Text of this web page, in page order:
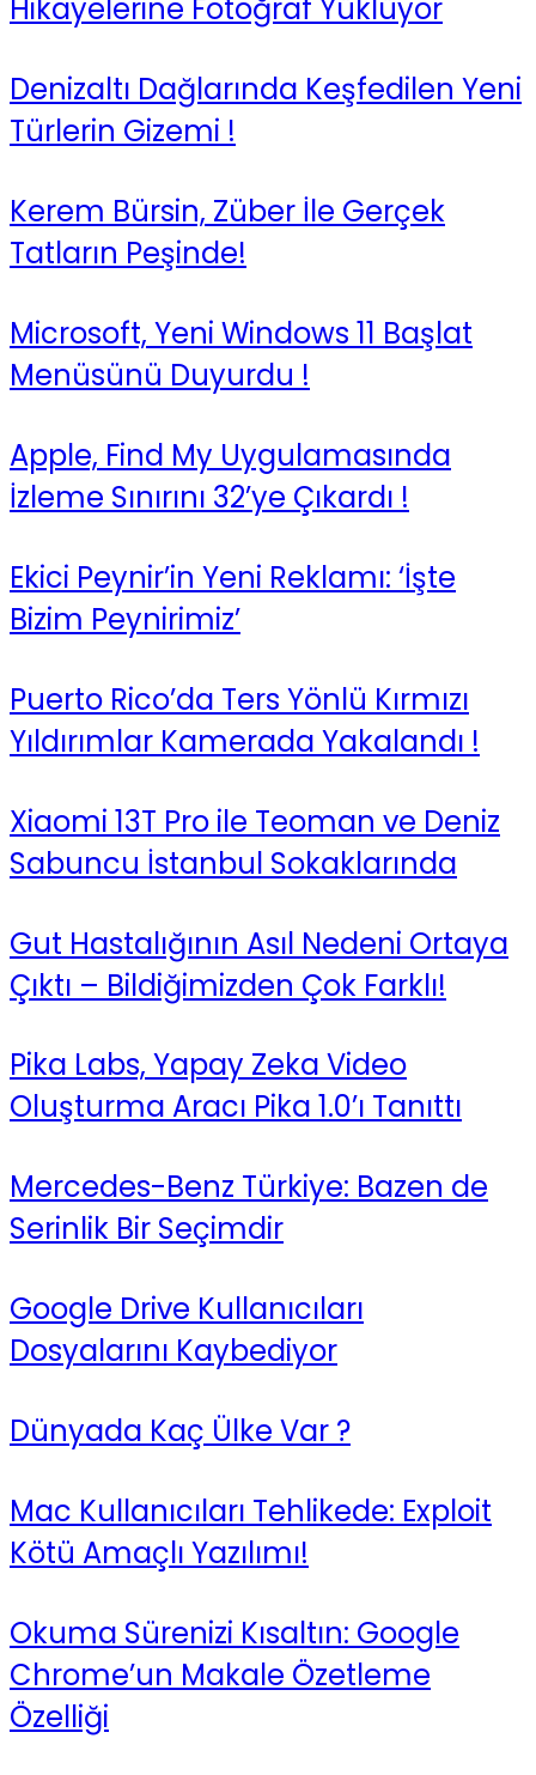
Hikayelerine Fotoğraf Yüklüyor
Denizaltı Dağlarında Keşfedilen Yeni
Türlerin Gizemi !
Kerem Bürsin, Züber İle Gerçek
Tatların Peşinde!
Microsoft, Yeni Windows 11 Başlat
Menüsünü Duyurdu !
Apple, Find My Uygulamasında
İzleme Sınırını 32’ye Çıkardı !
Ekici Peynir’in Yeni Reklamı: ‘İşte
Bizim Peynirimiz’
Puerto Rico’da Ters Yönlü Kırmızı
Yıldırımlar Kamerada Yakalandı !
Xiaomi 13T Pro ile Teoman ve Deniz
Sabuncu İstanbul Sokaklarında
Gut Hastalığının Asıl Nedeni Ortaya
Çıktı – Bildiğimizden Çok Farklı!
Pika Labs, Yapay Zeka Video
Oluşturma Aracı Pika 1.0’ı Tanıttı
Mercedes-Benz Türkiye: Bazen de
Serinlik Bir Seçimdir
Google Drive Kullanıcıları
Dosyalarını Kaybediyor
Dünyada Kaç Ülke Var ?
Mac Kullanıcıları Tehlikede: Exploit
Kötü Amaçlı Yazılımı!
Okuma Sürenizi Kısaltın: Google
Chrome’un Makale Özetleme
Özelliği